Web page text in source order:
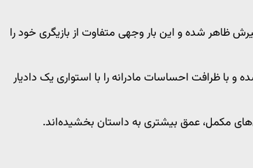
ظاهر شده و این بار وجهی متفاوت از بازیگری خود را
و با ظرافت احساسات مادرانه را با استواری یک دادیار
مکمل، عمق بیشتری به داستان بخشیده‌اند.